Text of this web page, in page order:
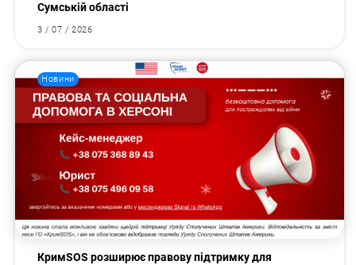
Сумській області
3 / 07 / 2026
Новини
КримSOS розширює правову підтримку для